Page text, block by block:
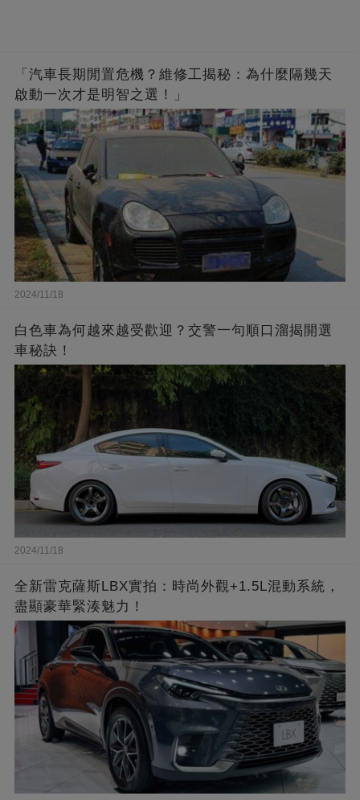
「汽車長期閒置危機？維修工揭秘：為什麼隔幾天
啟動一次才是明智之選！」
2024/11/18
白色車為何越來越受歡迎？交警一句順口溜揭開選
車秘訣！
2024/11/18
全新雷克薩斯LBX實拍：時尚外觀+1.5L混動系統，
盡顯豪華緊湊魅力！